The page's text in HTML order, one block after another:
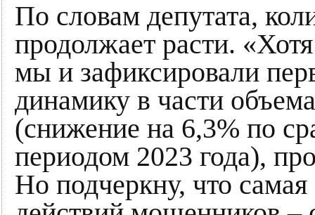
По словам депутата,
продолжает расти.
мы и зафиксировали
динамику в части
(снижение на 6,3% по
периодом 2023 года),
Но подчеркну, что